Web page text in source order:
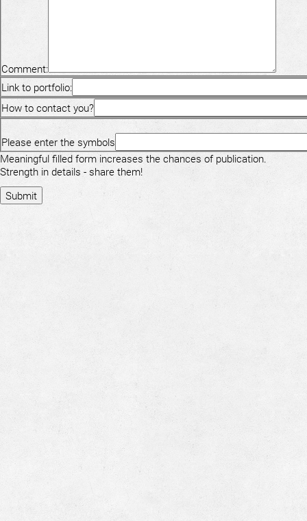
Comment:
Link to portfolio:
How to contact you?
Please enter the symbols
Meaningful filled form increases the chances of publication.
Strength in details - share them!